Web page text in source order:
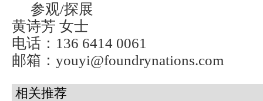
参观/探展
黄诗芳 女士
电话：136 6414 0061
邮箱：youyi@foundrynations.com
相关推荐